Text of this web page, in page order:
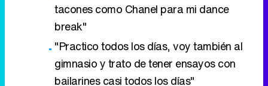
tacones como Chanel para mi dance
break"
"Practico todos los días, voy también al
gimnasio y trato de tener ensayos con
bailarines casi todos los días"